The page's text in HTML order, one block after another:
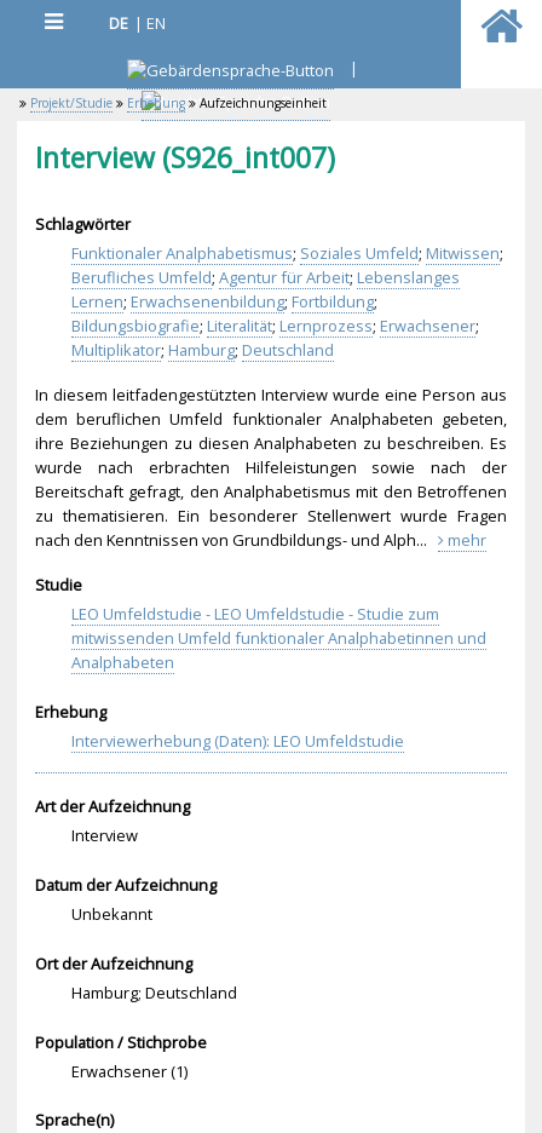
DE | EN
|
Projekt/Studie Erhebung Aufzeichnungseinheit
Interview (S926_int007)
Schlagwörter
Funktionaler Analphabetismus; Soziales Umfeld; Mitwissen;
Berufliches Umfeld; Agentur für Arbeit; Lebenslanges
Lernen; Erwachsenenbildung; Fortbildung;
Bildungsbiografie; Literalität; Lernprozess; Erwachsener;
Multiplikator; Hamburg; Deutschland
In diesem leitfadengestützten Interview wurde eine Person aus
dem beruflichen Umfeld funktionaler Analphabeten gebeten,
ihre Beziehungen zu diesen Analphabeten zu beschreiben. Es
wurde nach erbrachten Hilfeleistungen sowie nach der
Bereitschaft gefragt, den Analphabetismus mit den Betroffenen
zu thematisieren. Ein besonderer Stellenwert wurde Fragen
nach den Kenntnissen von Grundbildungs- und Alph...
mehr
Studie
LEO Umfeldstudie - LEO Umfeldstudie - Studie zum
mitwissenden Umfeld funktionaler Analphabetinnen und
Analphabeten
Erhebung
Interviewerhebung (Daten): LEO Umfeldstudie
Art der Aufzeichnung
Interview
Datum der Aufzeichnung
Unbekannt
Ort der Aufzeichnung
Hamburg; Deutschland
Population / Stichprobe
Erwachsener (1)
Sprache(n)